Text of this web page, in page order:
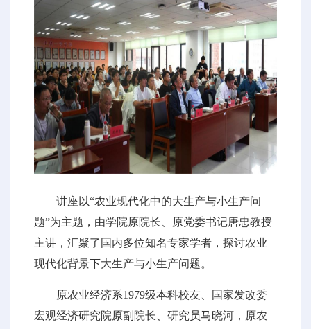
讲座以“农业现代化中的大生产与小生产问
题”为主题，由学院原院长、原党委书记唐忠教授
主讲，汇聚了国内多位知名专家学者，探讨农业
现代化背景下大生产与小生产问题。
原农业经济系1979级本科校友、国家发改委
宏观经济研究院原副院长、研究员马晓河，原农